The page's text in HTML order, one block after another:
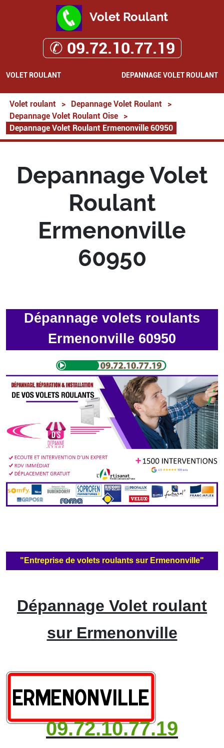
Volet Roulant
✆ 09.72.10.77.19
VOLET ROULANT DEPANNAGE VOLET ROULANT
Volet roulant > Depannage Volet Roulant
>
Depannage Volet Roulant Oise
>
Depannage Volet Roulant Ermenonville 60950
Depannage Volet
Roulant
Ermenonville
60950
Dépannage volets roulants
Ermenonville 60950
"Entreprise de volets roulants sur Ermenonville"
Dépannage Volet roulant
sur Ermenonville
09.72.10.77.19